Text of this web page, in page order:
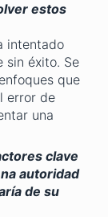
estos
intentado
sin éxito. Se
que
error de
una
clave
autoridad
de su